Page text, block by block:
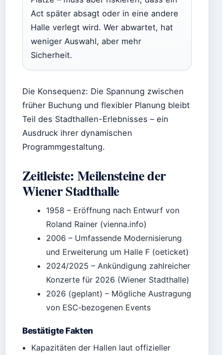
Act später absagt oder in eine andere
Halle verlegt wird. Wer abwartet, hat
weniger Auswahl, aber mehr
Sicherheit.
Die Konsequenz: Die Spannung zwischen
früher Buchung und flexibler Planung bleibt
Teil des Stadthallen-Erlebnisses – ein
Ausdruck ihrer dynamischen
Programmgestaltung.
Zeitleiste: Meilensteine der
Wiener Stadthalle
1958 – Eröffnung nach Entwurf von
Roland Rainer (vienna.info)
2006 – Umfassende Modernisierung
und Erweiterung um Halle F (oeticket)
2024/2025 – Ankündigung zahlreicher
Konzerte für 2026 (Wiener Stadthalle)
2026 (geplant) – Mögliche Austragung
von ESC‑bezogenen Events
Bestätigte Fakten
Kapazitäten der Hallen laut offizieller